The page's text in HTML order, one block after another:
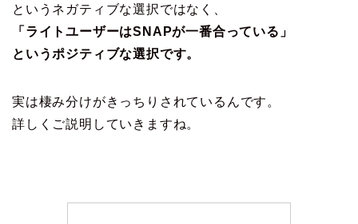
というネガティブな選択ではなく、
「ライトユーザーはSNAPが一番合っている」
というポジティブな選択です。
実は棲み分けがきっちりされているんです。
詳しくご説明していきますね。